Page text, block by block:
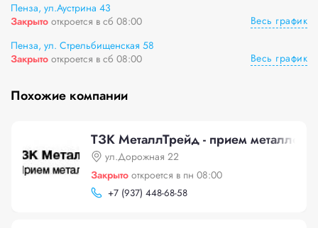
Пенза, ул.Аустрина 43
Закрыто откроется в сб 08:00
Весь график
Пенза, ул. Стрельбищенская 58
Закрыто откроется в сб 08:00 Весь график
Похожие компании
ТЗК МеталлТрейд - прием
ул.Дорожная 22
Закрыто откроется в пн 08:00
+7 (937) 448-68-58